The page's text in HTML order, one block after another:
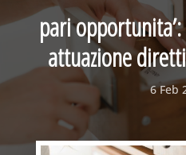
pari
attuazione
6 Feb